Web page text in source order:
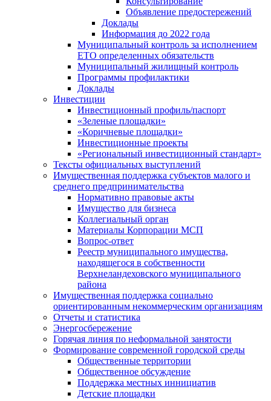
Объявление предостережений
Доклады
Информация до 2022 года
Муниципальный контроль за исполнением
ЕТО определенных обязательств
Муниципальный жилищный контроль
Программы профилактики
Доклады
Инвестиции
Инвестиционный профиль/паспорт
«Зеленые площадки»
«Коричневые площадки»
Инвестиционные проекты
«Региональный инвестиционный стандарт»
Тексты официальных выступлений
Имущественная поддержка субъектов малого и
среднего предпринимательства
Нормативно правовые акты
Имущество для бизнеса
Коллегиальный орган
Материалы Корпорации МСП
Вопрос-ответ
Реестр муниципального имущества,
находящегося в собственности
Верхнеландеховского муниципального
района
Имущественная поддержка социально
ориентированным некоммерческим организациям
Отчеты и статистика
Энергосбережение
Горячая линия по неформальной занятости
Формирование современной городской среды
Общественные территории
Общественное обсуждение
Поддержка местных иннициатив
Детские площадки